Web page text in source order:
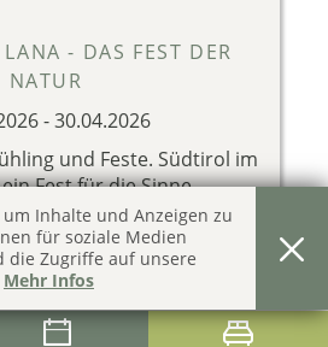
Inhalte und Anzeigen zu
für soziale Medien
die Zugriffe auf unsere
Mehr Infos
- DAS FEST DER
NATUR
-30.04.2026
und Feste. Südtirol im
Fest für die Sinne.
IN LANA 2026